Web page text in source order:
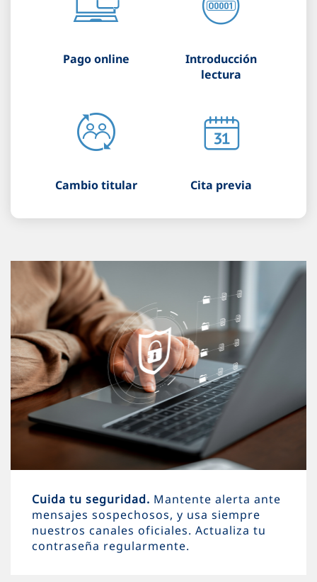
Pago online
Introducción
lectura
Cambio titular Cita previa
Cuida tu seguridad. Mantente alerta ante
mensajes sospechosos, y usa siempre
nuestros canales oficiales. Actualiza tu
contraseña regularmente.